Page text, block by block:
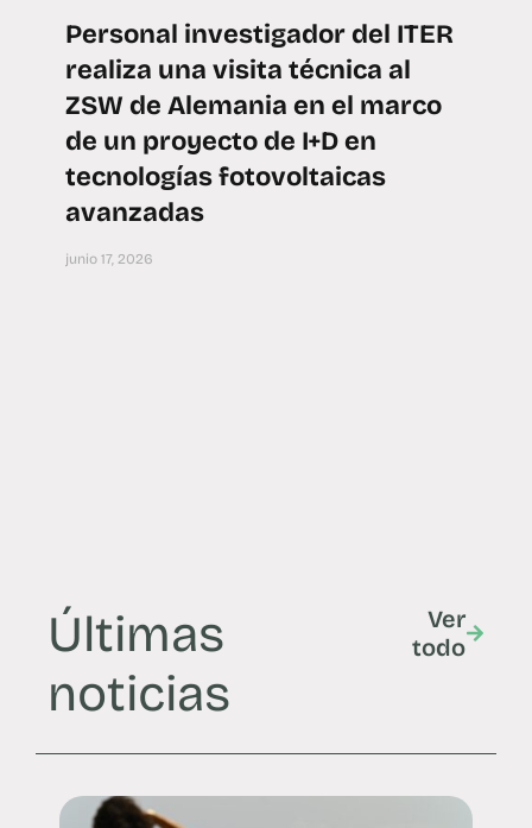
Personal investigador del ITER
realiza una visita técnica al
ZSW de Alemania en el marco
de un proyecto de I+D en
tecnologías fotovoltaicas
avanzadas
junio 17, 2026
Últimas
noticias
Ver
todo